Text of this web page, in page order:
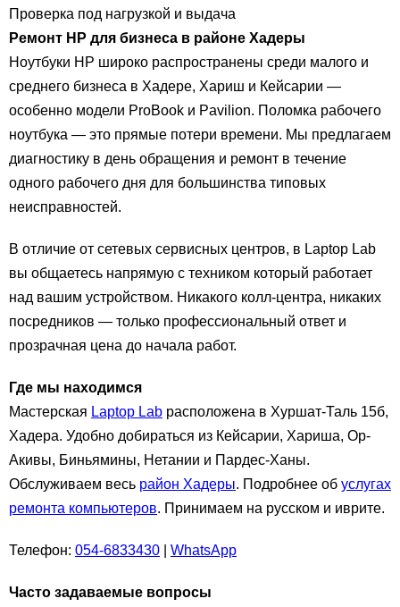
Проверка под нагрузкой и выдача
Ремонт HP для бизнеса в районе Хадеры
Ноутбуки HP широко распространены среди малого и
среднего бизнеса в Хадере, Хариш и Кейсарии —
особенно модели ProBook и Pavilion. Поломка рабочего
ноутбука — это прямые потери времени. Мы предлагаем
диагностику в день обращения и ремонт в течение
одного рабочего дня для большинства типовых
неисправностей.
В отличие от сетевых сервисных центров, в Laptop Lab
вы общаетесь напрямую с техником который работает
над вашим устройством. Никакого колл-центра, никаких
посредников — только профессиональный ответ и
прозрачная цена до начала работ.
Где мы находимся
Мастерская Laptop Lab расположена в Хуршат-Таль 15б,
Хадера. Удобно добираться из Кейсарии, Хариша, Ор-
Акивы, Биньямины, Нетании и Пардес-Ханы.
Обслуживаем весь район Хадеры. Подробнее об услугах
ремонта компьютеров. Принимаем на русском и иврите.
Телефон: 054-6833430 WhatsApp
Часто задаваемые вопросы